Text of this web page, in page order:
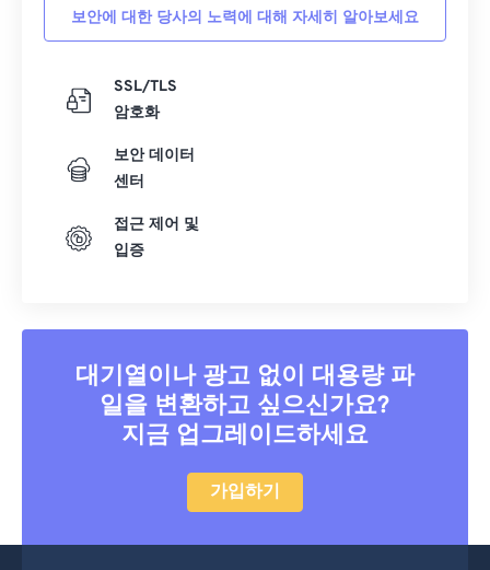
보안에 대한 당사의 노력에 대해 자세히 알아보세요
SSL/TLS
암호화
보안 데이터
센터
접근 제어 및
입증
대기열이나 광고 없이 대용량 파
일을 변환하고 싶으신가요?
지금 업그레이드하세요
가입하기